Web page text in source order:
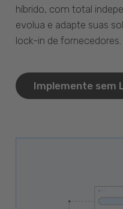
híbrido, com total
evolua e adapte suas
lock-in de fornecedores.
Implemente sem